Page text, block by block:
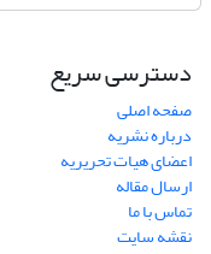
دسترسی سریع
صفحه اصلی
درباره نشریه
اعضای هیات تحریریه
ارسال مقاله
تماس با ما
نقشه سایت